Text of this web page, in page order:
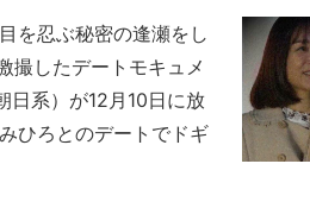
を忍ぶ秘密の逢瀬をし
撮したデートモキュメ
日系）が12月10日に放
ひろとのデートでドギ